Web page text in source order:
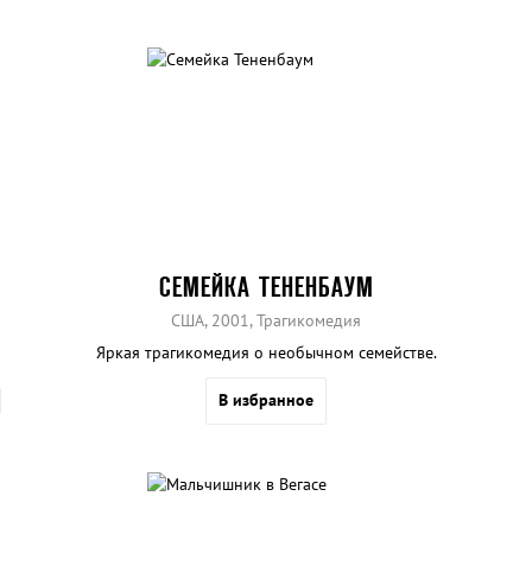
СЕМЕЙКА ТЕНЕНБАУМ
США, 2001, Трагикомедия
Яркая трагикомедия о необычном семействе.
В избранное